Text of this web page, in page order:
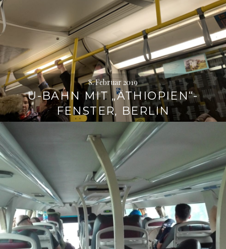
8. Februar 2019
U-BAHN MIT „ÄTHIOPIEN“-
FENSTER, BERLIN